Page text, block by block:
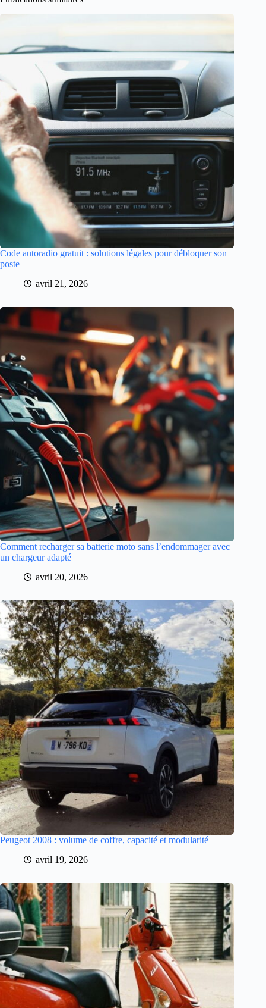
Code autoradio gratuit : solutions légales pour débloquer son
poste
avril 21, 2026
Comment recharger sa batterie moto sans l’endommager avec
un chargeur adapté
avril 20, 2026
Peugeot 2008 : volume de coffre, capacité et modularité
avril 19, 2026